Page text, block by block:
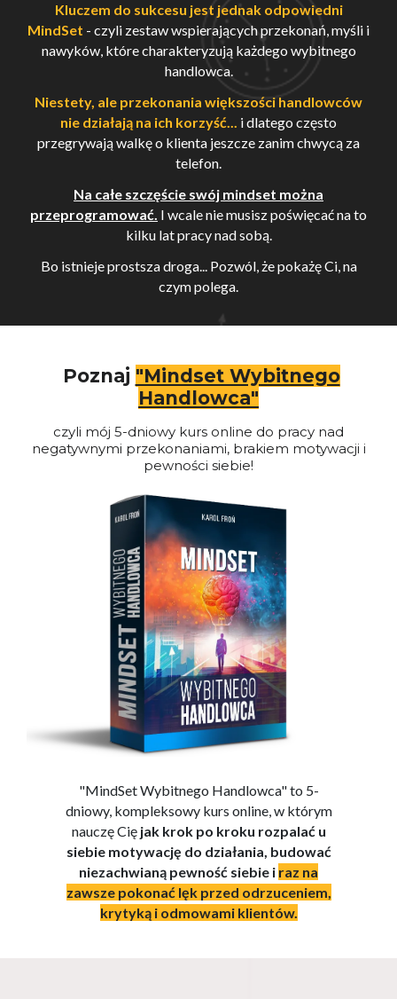
Kluczem do sukcesu jest jednak odpowiedni
MindSet - czyli zestaw wspierających przekonań, myśli i
nawyków, które charakteryzują każdego wybitnego
handlowca.
Niestety, ale przekonania większości handlowców
nie działają na ich korzyść... i dlatego często
przegrywają walkę o klienta jeszcze zanim chwycą za
telefon.
Na całe szczęście swój mindset można
przeprogramować. I wcale nie musisz poświęcać na to
kilku lat pracy nad sobą.
Bo istnieje prostsza droga... Pozwól, że pokażę Ci, na
czym polega.
Poznaj "Mindset Wybitnego
Handlowca"
czyli mój 5-dniowy kurs online do pracy nad
negatywnymi przekonaniami, brakiem motywacji i
pewności siebie!
"MindSet Wybitnego Handlowca" to 5-
dniowy, kompleksowy kurs online, w którym
nauczę Cię jak krok po kroku rozpalać u
siebie motywację do działania, budować
niezachwianą pewność siebie i raz na
zawsze pokonać lęk przed odrzuceniem,
krytyką i odmowami klientów.